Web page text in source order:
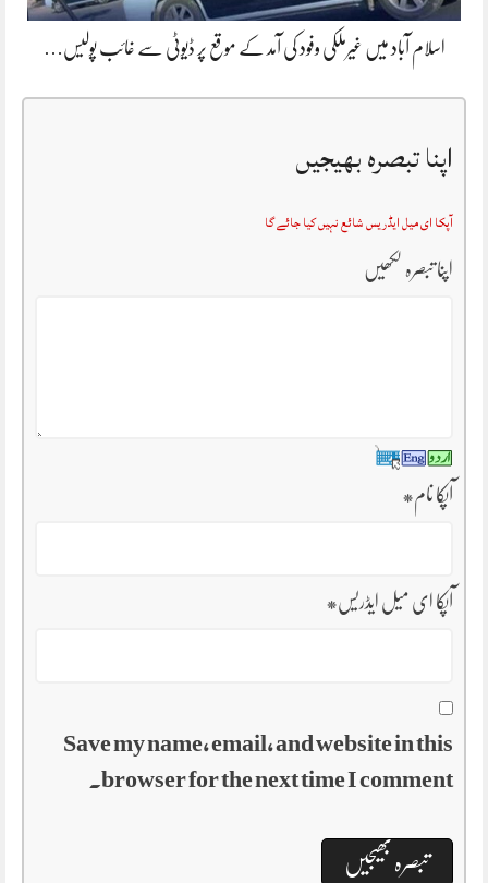
اسلام آباد میں غیرملکی وفود کی آمد کے موقع پر ڈیوٹی سے غائب پولیس…
اپنا تبصرہ بھیجیں
آپکا ای میل ایڈریس شائع نہیں کیا جائے گا
اپنا تبصرہ لکھیں
آپکا نام*
آپکا ای میل ایڈریس*
Save my name, email, and website in this
browser for the next time I comment.